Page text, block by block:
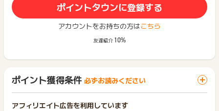
ポイントタウンに登録する
アカウントをお持ちの方はこちら
友達紹介 10%
ポイント獲得条件 必ずお読みください
アフィリエイト広告を利用しています